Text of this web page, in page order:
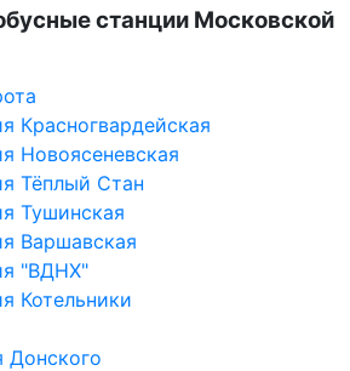
станции Московской
Красногвардейская
Новоясеневская
Тёплый Стан
Тушинская
Варшавская
"ВДНХ"
Котельники
Донского